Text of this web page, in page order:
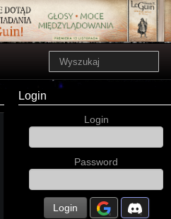
Login
Login
Password
Login